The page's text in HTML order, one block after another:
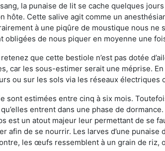
la punaise de lit se cache quelques
hôte. Cette salive agit comme un
à une piqûre de moustique nous ne
obligées de nous piquer en moyenne une
que cette bestiole n’est pas dotée
car les sous-estimer serait une méprise.
ou sur les sols via les réseaux
sont estimées entre cinq à six mois.
entrent dans une phase de
est un atout majeur leur permettant de se
afin de se nourrir. Les larves d’une
les œufs ressemblent à un grain de riz,